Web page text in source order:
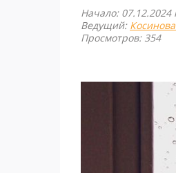
Начало: 07.12.2024
Ведущий:
Просмотров: 354